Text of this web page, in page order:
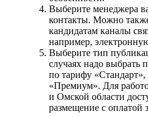
Выберите менеджера
контакты. Можно
кандидатам каналы
например,
Выберите тип
случаях надо
по тарифу
«Премиум». Для
и Омской области
размещение с оплатой